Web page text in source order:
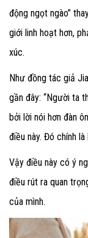
động ngọt ngào”
giới linh hoạt hơn,
xúc.
Như đồng tác giả
gần đây: “Người ta
bởi lời nói hơn đàn
điều này. Đó chính
Vậy điều này có ý
điều rút ra quan
của mình.